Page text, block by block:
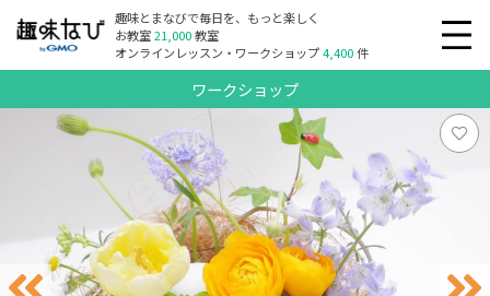
趣味とまなびで毎日を、もっと楽しく
お教室21,000教室
オンラインレッスン・ワークショップ4,400件
ワークショップ